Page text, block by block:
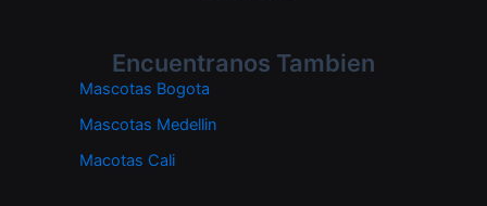
Encuentranos Tambien
Mascotas Bogota
Mascotas Medellin
Macotas Cali